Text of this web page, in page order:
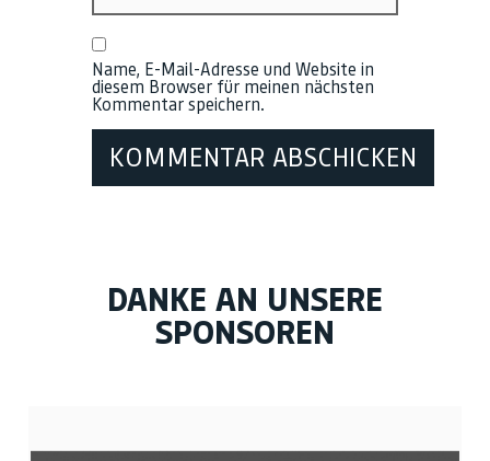
Name, E-Mail-Adresse und Website in
diesem Browser für meinen nächsten
Kommentar speichern.
DANKE AN UNSERE
SPONSOREN